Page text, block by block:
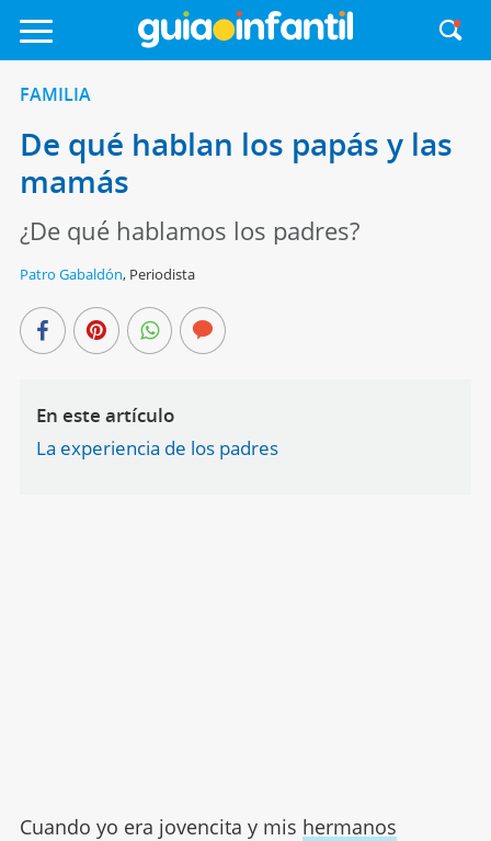
FAMILIA
De qué hablan los papás y las
mamás
¿De qué hablamos los padres?
Patro Gabaldón, Periodista
En este artículo
La experiencia de los padres
Cuando yo era jovencita y mis hermanos